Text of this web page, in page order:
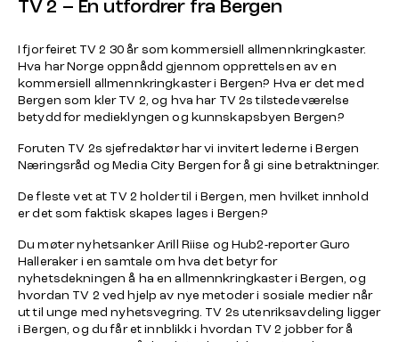
TV 2 – En utfordrer fra Bergen
I fjor feiret TV 2 30 år som kommersiell allmennkringkaster.
Hva har Norge oppnådd gjennom opprettelsen av en
kommersiell allmennkringkaster i Bergen? Hva er det med
Bergen som kler TV 2, og hva har TV 2s tilstedeværelse
betydd for medieklyngen og kunnskapsbyen Bergen?
Foruten TV 2s sjefredaktør har vi invitert lederne i Bergen
Næringsråd og Media City Bergen for å gi sine betraktninger.
De fleste vet at TV 2 holder til i Bergen, men hvilket innhold
er det som faktisk skapes lages i Bergen?
Du møter nyhetsanker Arill Riise og Hub2-reporter Guro
Halleraker i en samtale om hva det betyr for
nyhetsdekningen å ha en allmennkringkaster i Bergen, og
hvordan TV 2 ved hjelp av nye metoder i sosiale medier når
ut til unge med nyhetsvegring. TV 2s utenriksavdeling ligger
i Bergen, og du får et innblikk i hvordan TV 2 jobber for å